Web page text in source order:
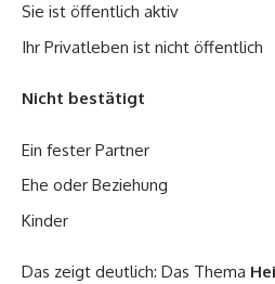
Sie ist öffentlich aktiv
Ihr Privatleben ist nicht öffentlich
Nicht bestätigt
Ein fester Partner
Ehe oder Beziehung
Kinder
Das zeigt deutlich: Das Thema